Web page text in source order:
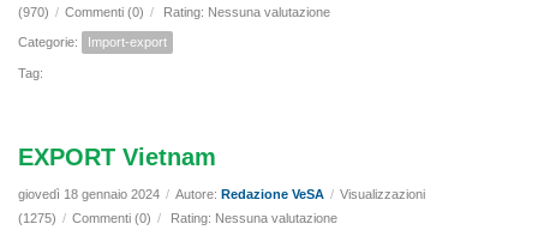
(970) / Commenti (0) / Rating: Nessuna valutazione
Categorie: Import-export
Tag:
EXPORT Vietnam
giovedì 18 gennaio 2024 / Autore: Redazione VeSA / Visualizzazioni
(1275) / Commenti (0) / Rating: Nessuna valutazione